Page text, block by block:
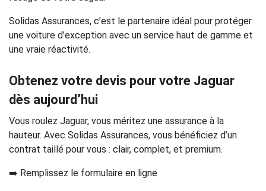
Solidas Assurances, c’est le partenaire idéal pour protéger
une voiture d’exception avec un service haut de gamme et
une vraie réactivité.
Obtenez votre devis pour votre Jaguar
dès aujourd’hui
Vous roulez Jaguar, vous méritez une assurance à la
hauteur. Avec Solidas Assurances, vous bénéficiez d’un
contrat taillé pour vous : clair, complet, et premium.
➡️ Remplissez le formulaire en ligne